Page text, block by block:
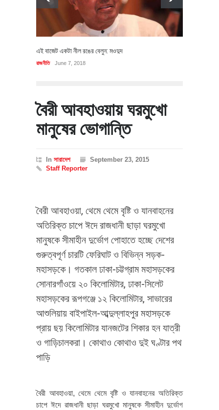
এই বাজেট একটা নীল রঙের বেলুন: মওদুদ
রাজনীতি June 7, 2018
বৈরী আবহাওয়ায় ঘরমুখো
মানুষের ভোগান্তি
In সারাদেশ
September 23, 2015
Staff Reporter
বৈরী আবহাওয়া, থেমে থেমে বৃষ্টি ও যানবাহনের
অতিরিক্ত চাপে ঈদে রাজধানী ছাড়া ঘরমুখো
মানুষকে সীমাহীন দুর্ভোগ পোহাতে হচ্ছে দেশের
গুরুত্বপূর্ণ চারটি ফেরিঘাট ও বিভিন্ন সড়ক-
মহাসড়কে। গতকাল ঢাকা-চট্টগ্রাম মহাসড়কের
সোনারগাঁওয়ে ২০ কিলোমিটার, ঢাকা-সিলেট
মহাসড়কের রূপগঞ্জে ১২ কিলোমিটার, সাভারের
আশুলিয়ায় বাইপাইল-আব্দুল্লাহপুর মহাসড়কে
প্রায় ছয় কিলোমিটার যানজটের শিকার হন যাত্রী
ও গাড়িচালকরা। কোথাও কোথাও দুই ঘণ্টার পথ
পাড়ি
বৈরী আবহাওয়া, থেমে থেমে বৃষ্টি ও যানবাহনের অতিরিক্ত
চাপে ঈদে রাজধানী ছাড়া ঘরমুখো মানুষকে সীমাহীন দুর্ভোগ